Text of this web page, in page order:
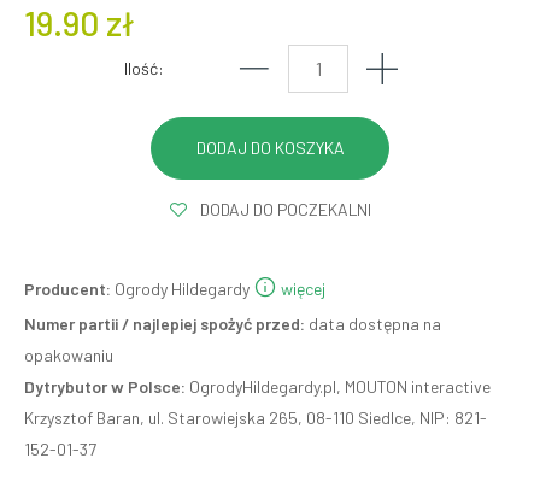
19.90 zł
Ilość:
DODAJ DO POCZEKALNI
Producent: Ogrody Hildegardy
więcej
Numer partii / najlepiej spożyć przed: data dostępna na
opakowaniu
Dytrybutor w Polsce: OgrodyHildegardy.pl, MOUTON interactive
Krzysztof Baran, ul. Starowiejska 265, 08-110 Siedlce, NIP: 821-
152-01-37